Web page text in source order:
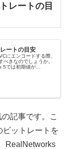
レートの目
ートの目安
にエンコードする際、
べきなのでしょうか。
5では初期値が
記事です。こ
ットレートを
RealNetworks